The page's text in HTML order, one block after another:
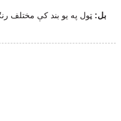
بل: ټول په یو بند کې مختلف